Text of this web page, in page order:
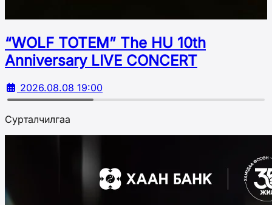
“WOLF TOTEM” The HU 10th
Аnniversary LIVE CONCERT
2026.08.08 19:00
Сурталчилгаа